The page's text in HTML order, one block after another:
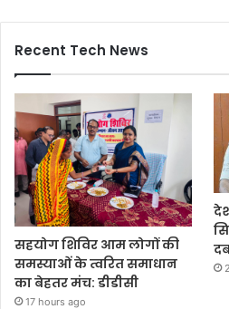
Recent Tech News
सहयोग शिविर आम लोगों की
समस्याओं के त्वरित समाधान
का बेहतर मंच: डीडीसी
17 hours ago